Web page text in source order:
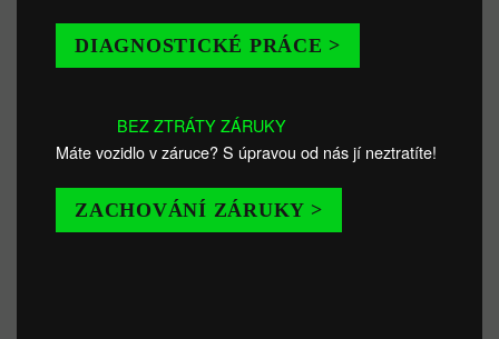
DIAGNOSTICKÉ PRÁCE >
BEZ ZTRÁTY ZÁRUKY
Máte vozidlo v záruce? S úpravou od nás jí neztratíte!
ZACHOVÁNÍ ZÁRUKY >